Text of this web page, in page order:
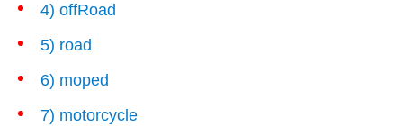
4) offRoad
5) road
6) moped
7) motorcycle